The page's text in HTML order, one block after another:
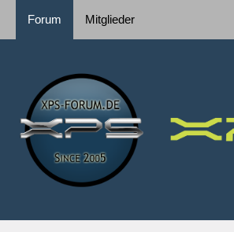
Forum Mitglieder